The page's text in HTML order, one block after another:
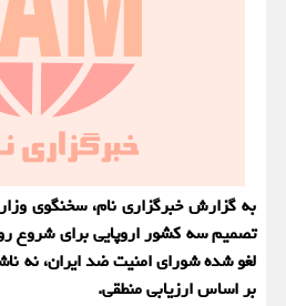
به گزارش خبرگزاری نام، سخنگوی
تصمیم سه کشور اروپایی برای شروع
لغو شده شورای امنیت ضد ایران، نه
بر اساس ارزیابی منطقی.